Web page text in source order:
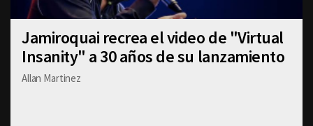
Jamiroquai recrea el video de "Virtual
Insanity" a 30 años de su lanzamiento
Allan Martinez